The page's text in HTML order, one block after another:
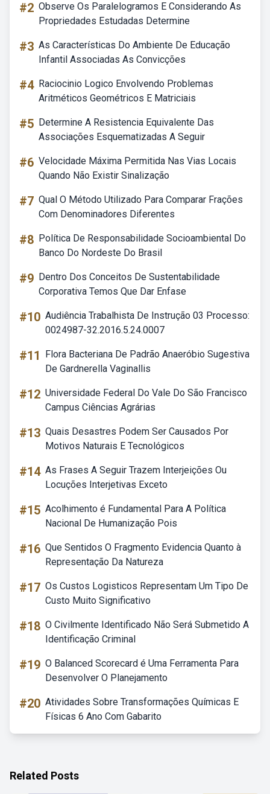
#2 Observe Os Paralelogramos E Considerando As
Propriedades Estudadas Determine
#3 As Características Do Ambiente De Educação
Infantil Associadas As Convicções
#4 Raciocinio Logico Envolvendo Problemas
Aritméticos Geométricos E Matriciais
#5 Determine A Resistencia Equivalente Das
Associações Esquematizadas A Seguir
#6 Velocidade Máxima Permitida Nas Vias Locais
Quando Não Existir Sinalização
#7 Qual O Método Utilizado Para Comparar Frações
Com Denominadores Diferentes
#8 Política De Responsabilidade Socioambiental Do
Banco Do Nordeste Do Brasil
#9 Dentro Dos Conceitos De Sustentabilidade
Corporativa Temos Que Dar Enfase
#10 Audiência Trabalhista De Instrução 03 Processo:
0024987-32.2016.5.24.0007
#11
Flora Bacteriana De Padrão Anaeróbio Sugestiva
De Gardnerella Vaginallis
#12 Universidade Federal Do Vale Do São Francisco
Campus Ciências Agrárias
#13 Quais Desastres Podem Ser Causados Por
Motivos Naturais E Tecnológicos
#14 As Frases A Seguir Trazem Interjeições Ou
Locuções Interjetivas Exceto
#15 Acolhimento é Fundamental Para A Política
Nacional De Humanização Pois
#16 Que Sentidos O Fragmento Evidencia Quanto à
Representação Da Natureza
#17 Os Custos Logisticos Representam Um Tipo De
Custo Muito Significativo
#18 O Civilmente Identificado Não Será Submetido A
Identificação Criminal
#19 O Balanced Scorecard é Uma Ferramenta Para
Desenvolver O Planejamento
#20 Atividades Sobre Transformações Químicas E
Físicas 6 Ano Com Gabarito
Related Posts